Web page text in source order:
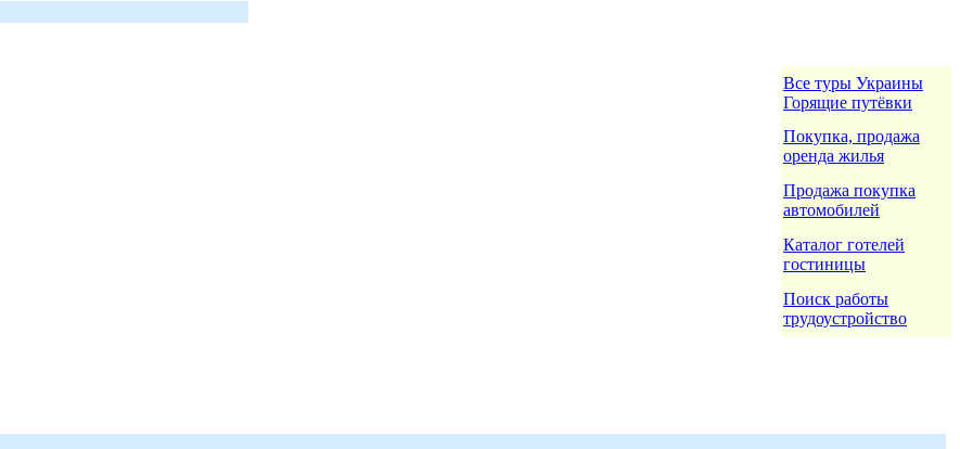
Все туры Украины
Горящие путёвки
Покупка, продажа
оренда жилья
Продажа покупка
автомобилей
Каталог готелей
гостиницы
Поиск работы
трудоустройство